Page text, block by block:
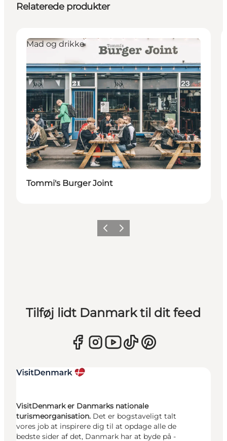
Relaterede produkter
Mad og drikke
Tommi's Burger Joint
ForrigeNæste
Tilføj lidt Danmark til dit feed
VisitDenmark er Danmarks nationale
turismeorganisation. Det er bogstaveligt talt
vores job at inspirere dig til at opdage alle de
bedste sider af det, Danmark har at byde på -